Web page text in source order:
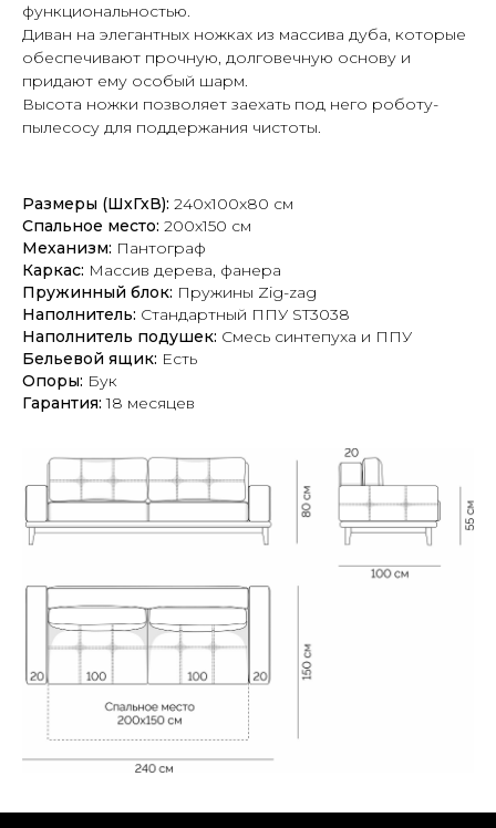
функциональностью.
Диван на элегантных ножках из массива дуба, которые
обеспечивают прочную, долговечную основу и
придают ему особый шарм.
Высота ножки позволяет заехать под него роботу-
пылесосу для поддержания чистоты.
Размеры (ШхГхВ): 240x100x80 см
Спальное место: 200х150 см
Механизм: Пантограф
Каркас: Массив дерева, фанера
Пружинный блок: Пружины Zig-zag
Наполнитель: Стандартный ППУ ST3038
Наполнитель подушек: Смесь синтепуха и ППУ
Бельевой ящик: Есть
Опоры: Бук
Гарантия: 18 месяцев